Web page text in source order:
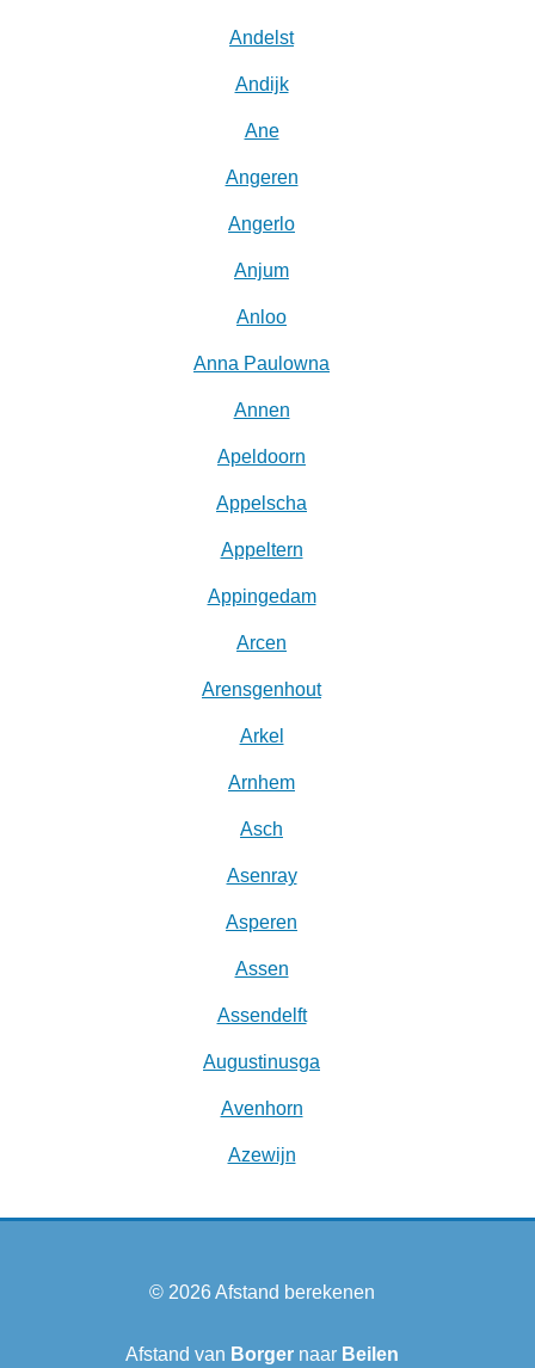
Andelst
Andijk
Ane
Angeren
Angerlo
Anjum
Anloo
Anna Paulowna
Annen
Apeldoorn
Appelscha
Appeltern
Appingedam
Arcen
Arensgenhout
Arkel
Arnhem
Asch
Asenray
Asperen
Assen
Assendelft
Augustinusga
Avenhorn
Azewijn
© 2026Afstand berekenen
Afstand van Borgernaar Beilen